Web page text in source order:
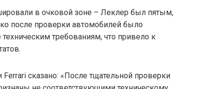
в очковой зоне – Леклер был пятым,
после проверки автомобилей было
требованиям, что привело к
сказано: «После тщательной проверки